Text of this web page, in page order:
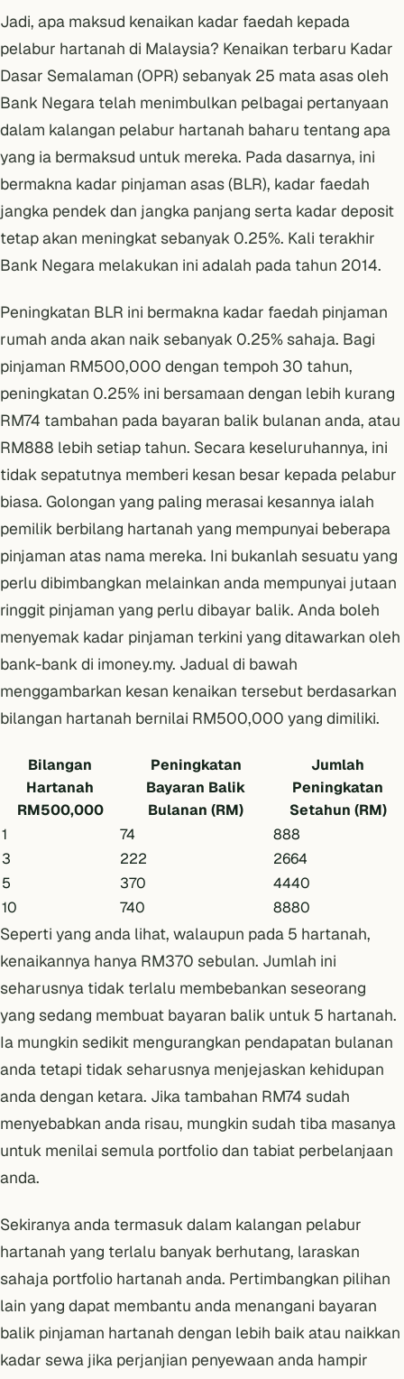
Jadi, apa maksud kenaikan kadar faedah kepada
pelabur hartanah di Malaysia? Kenaikan terbaru Kadar
Dasar Semalaman (OPR) sebanyak 25 mata asas oleh
Bank Negara telah menimbulkan pelbagai pertanyaan
dalam kalangan pelabur hartanah baharu tentang apa
yang ia bermaksud untuk mereka. Pada dasarnya, ini
bermakna kadar pinjaman asas (BLR), kadar faedah
jangka pendek dan jangka panjang serta kadar deposit
tetap akan meningkat sebanyak 0.25%. Kali terakhir
Bank Negara melakukan ini adalah pada tahun 2014.
Peningkatan BLR ini bermakna kadar faedah pinjaman
rumah anda akan naik sebanyak 0.25% sahaja. Bagi
pinjaman RM500,000 dengan tempoh 30 tahun,
peningkatan 0.25% ini bersamaan dengan lebih kurang
RM74 tambahan pada bayaran balik bulanan anda, atau
RM888 lebih setiap tahun. Secara keseluruhannya, ini
tidak sepatutnya memberi kesan besar kepada pelabur
biasa. Golongan yang paling merasai kesannya ialah
pemilik berbilang hartanah yang mempunyai beberapa
pinjaman atas nama mereka. Ini bukanlah sesuatu yang
perlu dibimbangkan melainkan anda mempunyai jutaan
ringgit pinjaman yang perlu dibayar balik. Anda boleh
menyemak kadar pinjaman terkini yang ditawarkan oleh
bank-bank di imoney.my. Jadual di bawah
menggambarkan kesan kenaikan tersebut berdasarkan
bilangan hartanah bernilai RM500,000 yang dimiliki.
Bilangan
Hartanah
RM500,000
Peningkatan
Bayaran Balik
Bulanan (RM)
Jumlah
Peningkatan
Setahun (RM)
1
74
888
3
222
2664
5
370
4440
10
740 8880
Seperti yang anda lihat, walaupun pada 5 hartanah,
kenaikannya hanya RM370 sebulan. Jumlah ini
seharusnya tidak terlalu membebankan seseorang
yang sedang membuat bayaran balik untuk 5 hartanah.
Ia mungkin sedikit mengurangkan pendapatan bulanan
anda tetapi tidak seharusnya menjejaskan kehidupan
anda dengan ketara. Jika tambahan RM74 sudah
menyebabkan anda risau, mungkin sudah tiba masanya
untuk menilai semula portfolio dan tabiat perbelanjaan
anda.
Sekiranya anda termasuk dalam kalangan pelabur
hartanah yang terlalu banyak berhutang, laraskan
sahaja portfolio hartanah anda. Pertimbangkan pilihan
lain yang dapat membantu anda menangani bayaran
balik pinjaman hartanah dengan lebih baikatau naikkan
kadar sewa jika perjanjian penyewaan anda hampir